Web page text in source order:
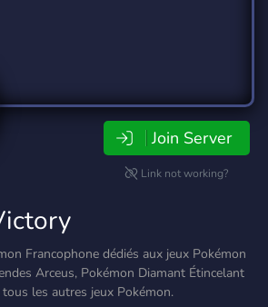
Join Server
Link not working?
Francophone dédiés aux jeux Pokémon
Arceus, Pokémon Diamant Étincelant
les autres jeux Pokémon.